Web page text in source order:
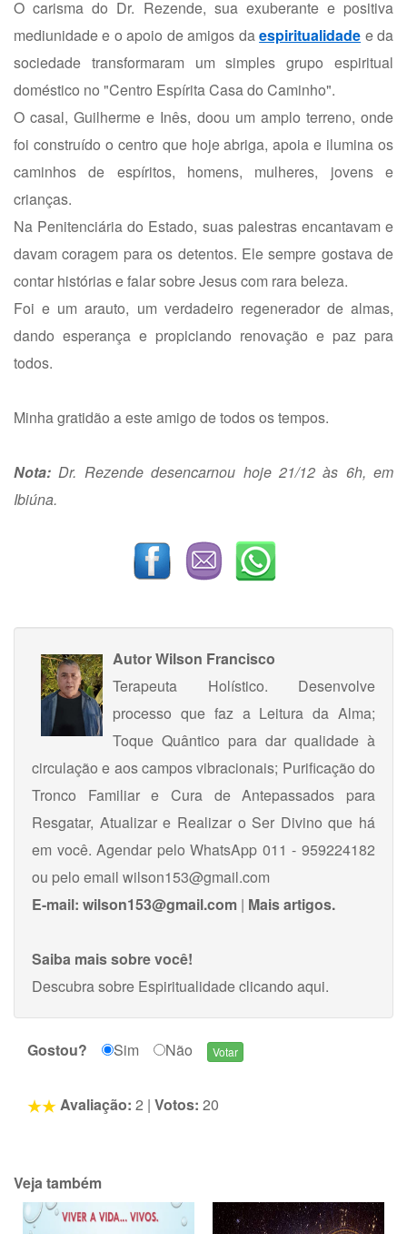
O carisma do Dr. Rezende, sua exuberante e positiva
mediunidade e o apoio de amigos daespiritualidade e da
sociedade transformaram um simples grupo espiritual
doméstico no "Centro Espírita Casa do Caminho".
O casal, Guilherme e Inês, doou um amplo terreno, onde
foi construído o centro que hoje abriga, apoia e ilumina os
caminhos de espíritos, homens, mulheres, jovens e
crianças.
Na Penitenciária do Estado, suas palestras encantavam e
davam coragem para os detentos. Ele sempre gostava de
contar histórias e falar sobre Jesus com rara beleza.
Foi e um arauto, um verdadeiro regenerador de almas,
dando esperança e propiciando renovação e paz para
todos.
Minha gratidão a este amigo de todos os tempos.
Nota: Dr. Rezende desencarnou hoje 21/12 às 6h, em
Ibiúna.
AutorWilson Francisco
Terapeuta Holístico. Desenvolve
processo que faz a Leitura da Alma;
Toque Quântico para dar qualidade à
circulação e aos campos vibracionais; Purificação do
Tronco Familiar e Cura de Antepassados para
Resgatar, Atualizar e Realizar o Ser Divino que há
em você. Agendar pelo WhatsApp 011 - 959224182
ou pelo email wilson153@gmail.com
E-mail: wilson153@gmail.com | Mais artigos.
Saiba mais sobre você!
Descubra sobre Espiritualidadeclicando aqui.
Gostou? Sim Não
Avaliação: 2 |Votos: 20
Veja também